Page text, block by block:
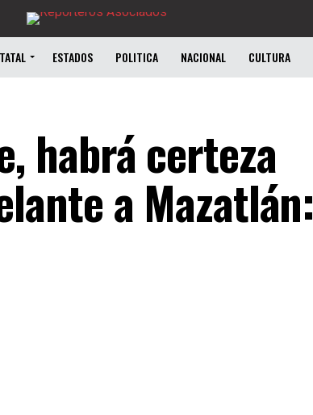
ESTADOS POLITICA NACIONAL CULTURA
habrá certeza
a Mazatlán: